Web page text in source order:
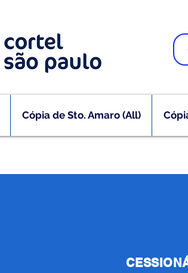
Cópia de Sto. Amaro (All)